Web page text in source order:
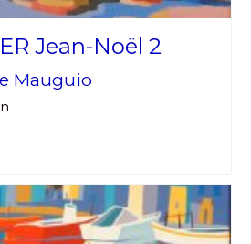
Jean-Noël 2
Mauguio